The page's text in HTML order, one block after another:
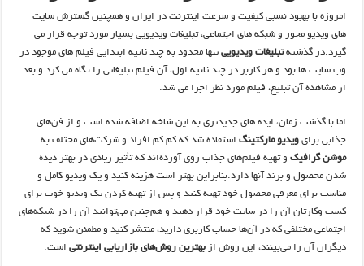
امروزه با بهبود نسبی کیفیت و سرعت اینترنت در ایران و همچنین گسترش سایت
های ویدیو محور و شبکه های اجتماعی، تبلیغات ویدیویی بسیار مورد توجه قرار می
گیرد.در گذشتهتبلیغات ویدیوییتنها محدود به چند ثانیه ابتدایی فیلم های موجود در
وب سایت ها بود و هر کاربر در چند ثانیه اول، آن فیلم تبلیغاتی را نگاه می کرد و بعد
از مشاهده آن تبلیغ، فیلم مورد نظر اجرا می شد.
اما با گذشت زمان، ایده های جدیدتری به این شاخه اضافه شده است و از فن‌های
جذابی برایویدیو مارکتینگ استفاده شد که کم کم افراد و شرکت‌های مختلف به
موشن گرافیک و تهیه فیلم‌های جذاب روی آورده‌اند که تأثیر زیادی در بهتر دیده
شدن محصول و برند آنها دارد.بنابراین بهتر است هزینه کنید و یک ویدیو کامل و
مناسب برای معرفی محصول خود تهیه کنید و پس از تهیه کردن یک ویدیو خوب برای
کسب ‌وکارتان آن را در سایت خود قرار دهید و هم‌چنین می‌توانید آن را در شبکه‌های
اجتماعی مختلفی که در آن‌ها حساب کاربری دارید، منتشر کنید و مطمئن شوید که
دیگران آن را می‌بینند، این روش ازبهترین روش‌های بازاریابی اینترنتی است.